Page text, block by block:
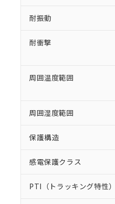
耐振動
耐衝撃
周囲温度範囲
周囲湿度範囲
保護構造
感電保護クラス
PTI（トラッキング特性）